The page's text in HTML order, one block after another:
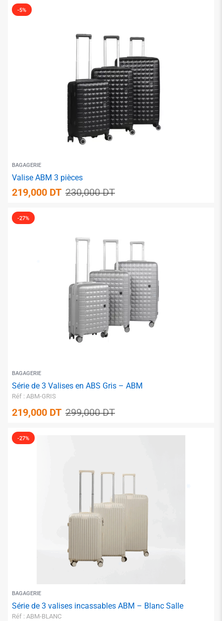
-5%
BAGAGERIE
Valise ABM 3 pièces
230,000DT
219,000 DT
-27%
BAGAGERIE
Série de 3 Valises en ABS Gris – ABM
Réf : ABM-GRIS
299,000DT
219,000 DT
-27%
BAGAGERIE
Série de 3 valises incassables ABM – Blanc Salle
Réf : ABM-BLANC
✱